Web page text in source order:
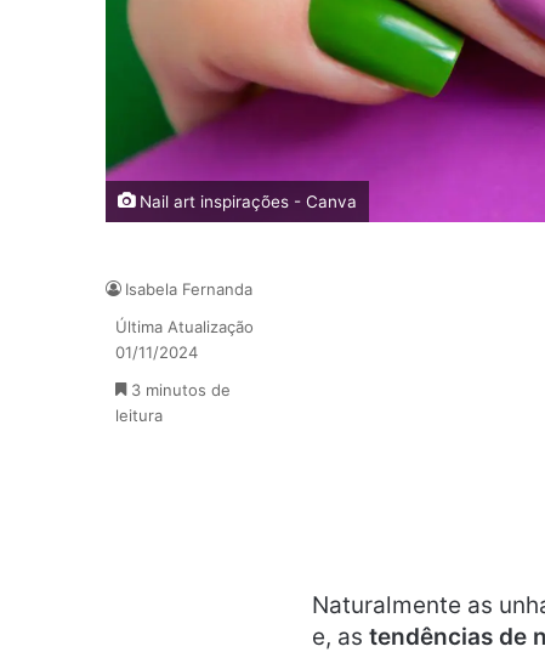
Nail art inspirações - Canva
Naturalmente as
e, as tendências de
Isabela Fernanda
Última Atualização
01/11/2024
3 minutos de
leitura